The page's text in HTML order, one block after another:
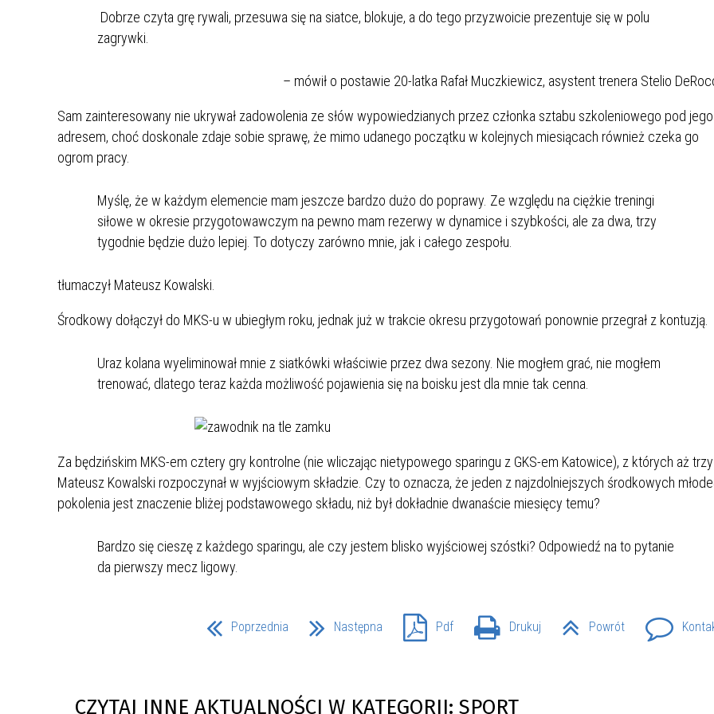
KARTA DUŻEJ RODZINY OFERTY PRACY
PROGRAM WSPARCIA
NIEPEŁNOSPRAWNYCH
PLAN OGÓLNY BĘDZIŃSKA KARTA SENIORA
PODATKI LOKALNE –
STAWKI I FORMULARZE
PROJEKTU ZAGŁĘBIOWSKI PARK
LINEARNY
INFORMACJE ZUS INFORMACJE MOPS BĘDZIN
INFORMACJE KRUS URZĄD SKARBOWY
INFORMACJE DOTYCZĄCE
TRANSPLANTACJI
SZANSA – FORMY AKTYWNEGO
ZREWITALIZOWANEGO
MŁODZIEŻOWA RADA MIASTA
WYKAZ ZWIERZĄT
BĘDZIŃSKA AKADEMIA MAŁEGO
SPORTOWCA
AKCJA ŻYJ ZDROWO BEZ
ALKOHOLU
GDZIE MOŻNA ZNALEŹĆ I JAK
WYGLĄDA PRACA W NGO?
PORADY OD PRACA.PL
PROJEKT EKOLIDERKI
WZMOCNIENIE PROCESU
SPRAWIEDLIWEJ TRANSFORMACJI
PRACA W WOJSKU JAKO
INFORMATYK – JAK ZOSTAĆ?
BEZPŁATNY PORADNIK DLA
KULTURY
KONKURS FOTOGRAFICZNY
URZĄD KNF - XV EDYCJA
KATOWICE OTWIERAJĄ
UCZNIÓW
NIEPUBLICZNYCH
KSZTAŁCENIA
STYPENDIUM MIASTA BĘDZINA
PAŃSTWOWA SZKOŁA MUZYCZNA
ZADANIA DOFINANSOWANE
DOTACJE DLA NIEPUBLICZNYCH
SZKÓŁ I PRZEDSZKOLI W
BĘDZINIE
MIĘDZYZAKŁADOWA KASA
ZAPOMOGOWO-POŻYCZKOWA
PRACOWNIKÓW OŚWIATY
DOFINANSOWANIE
SZKÓŁ” Z WOJEWÓDZKIEGO
FUNDUSZU OCHRONY
POMOC ZDROWOTNA DLA
NAUCZYCIELI
„PRZYJAZNA SZKOŁA” RZĄDOWY
PROGRAM WYRÓWNYWANIA
MŁODZIEŻY „PRZYJAZNA SZKOŁA”
W LATACH 2025-2027
KONKURSY NA STANOWISKO
DYREKTORA
Dobrze czyta grę rywali, przesuwa się na siatce, blokuje, a do tego przyzwoicie prezentuje się w polu
zagrywki.
– mówił o postawie 20-latka Rafał Muczkiewicz, asystent trenera Stelio
Sam zainteresowany nie ukrywał zadowolenia ze słów wypowiedzianych przez członka sztabu szkoleniowego pod jego
adresem, choć doskonale zdaje sobie sprawę, że mimo udanego początku w kolejnych miesiącach również czeka go
ogrom pracy.
Myślę, że w każdym elemencie mam jeszcze bardzo dużo do poprawy. Ze względu na ciężkie treningi
siłowe w okresie przygotowawczym na pewno mam rezerwy w dynamice i szybkości, ale za dwa, trzy
tygodnie będzie dużo lepiej. To dotyczy zarówno mnie, jak i całego zespołu.
tłumaczył Mateusz Kowalski.
Środkowy dołączył do MKS-u w ubiegłym roku, jednak już w trakcie okresu przygotowań ponownie przegrał z kontuzją.
Uraz kolana wyeliminował mnie z siatkówki właściwie przez dwa sezony. Nie mogłem grać, nie mogłem
trenować, dlatego teraz każda możliwość pojawienia się na boisku jest dla mnie tak cenna.
Za będzińskim MKS-em cztery gry kontrolne (nie wliczając nietypowego sparingu z GKS-em Katowice), z których aż trzy
Mateusz Kowalski rozpoczynał w wyjściowym składzie. Czy to oznacza, że jeden z najzdolniejszych środkowych
pokolenia jest znaczenie bliżej podstawowego składu, niż był dokładnie dwanaście miesięcy temu?
Bardzo się cieszę z każdego sparingu, ale czy jestem blisko wyjściowej szóstki? Odpowiedź na to pytanie
da pierwszy mecz ligowy.
Poprzednia Następna Pdf Drukuj Powrót
CZYTAJ INNE AKTUALNOŚCI W KATEGORII: SPORT